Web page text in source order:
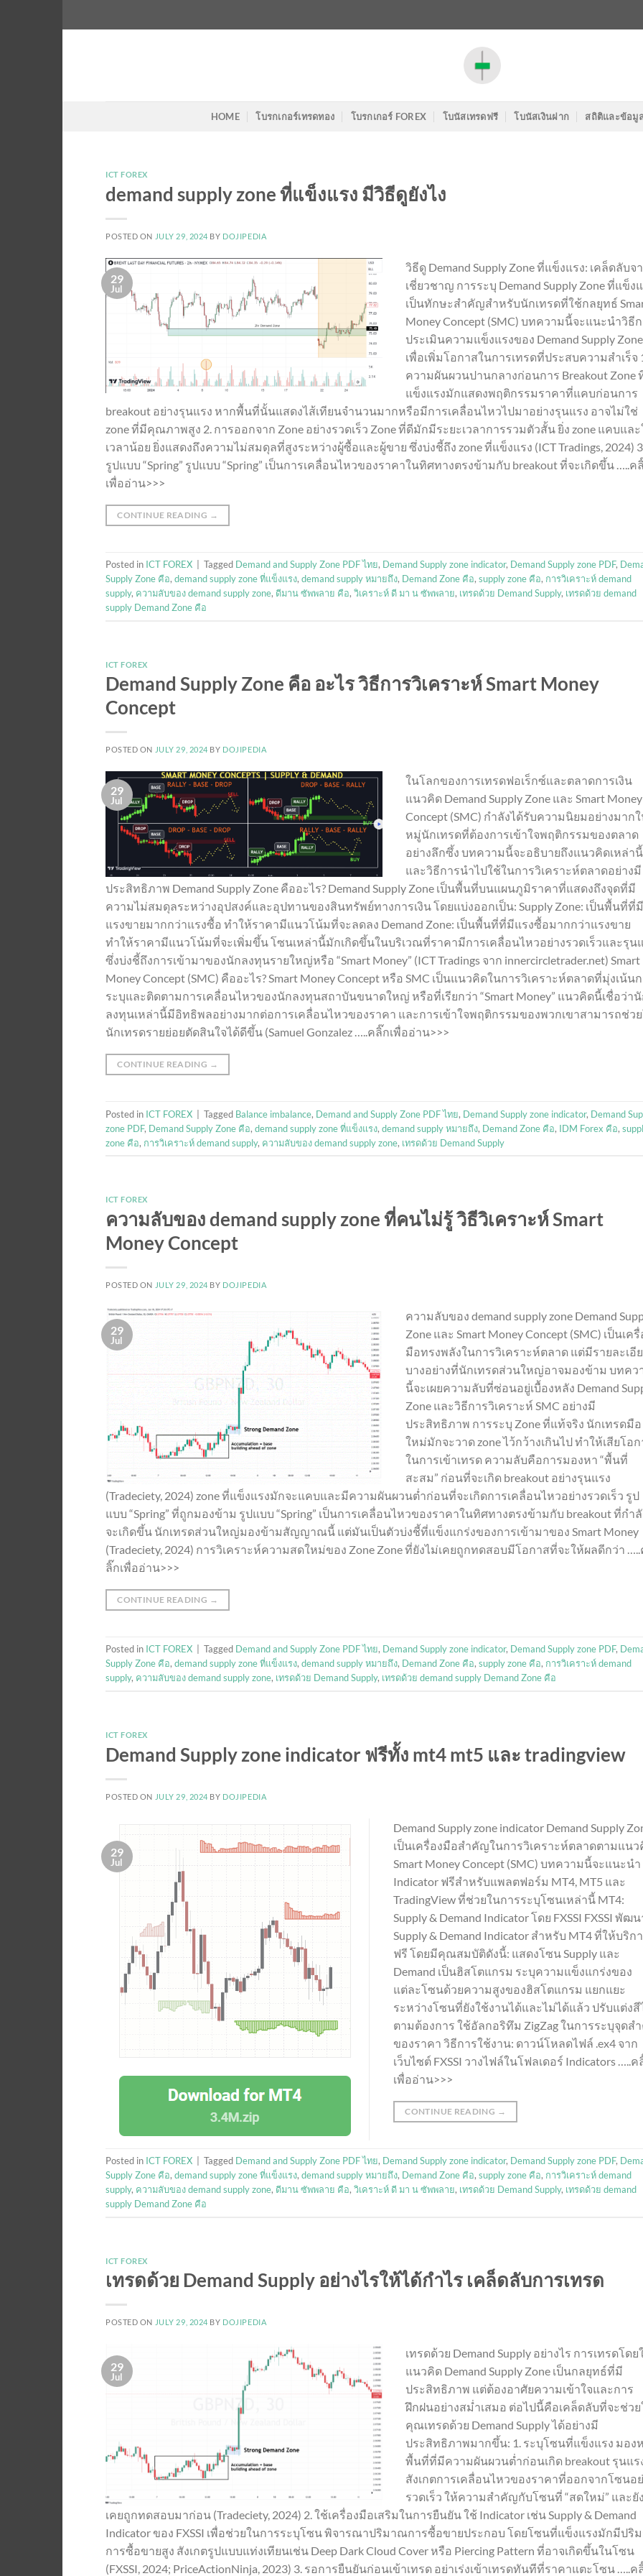
to
HOME โบรกเกอร์เทรดทอง โบรกเกอร์ FOREX โบนัสเทรดฟรี โบนัสเงินฝาก สถิติและข้อมู
ICT FOREX
demand supply zone ที่แข็งแรง มีวิธีดูยังไง
POSTED ON JULY 29, 2024 BY DOJIPEDIA
29
Jul
วิธีดู Demand Supply Zone ที่แข็งแรง: เคล็ดลับจ
เชี่ยวชาญ การระบุ Demand Supply Zone ที่แข็ง
เป็นทักษะสำคัญสำหรับนักเทรดที่ใช้กลยุทธ์
Money Concept (SMC) บทความนี้จะแนะนำวิธี
ประเมินความแข็งแรงของ Demand Supply Zone
เพื่อเพิ่มโอกาสในการเทรดที่ประสบความสำเร็จ
ความผันผวนปานกลางก่อนการ Breakout Zone
แข็งแรงมักแสดงพฤติกรรมราคาที่แคบก่อนการ
breakout อย่างรุนแรง หากพื้นที่นั้นแสดงไส้เทียนจำนวนมากหรือมีการเคลื่อนไหวไปมาอย่างรุนแรง อาจไม่ใช่
zone ที่มีคุณภาพสูง 2. การออกจาก Zone อย่างรวดเร็ว Zone ที่ดีมักมีระยะเวลาการรวมตัวสั้น ยิ่ง zone แคบและ
เวลาน้อย ยิ่งแสดงถึงความไม่สมดุลที่สูงระหว่างผู้ซื้อและผู้ขาย ซึ่งบ่งชี้ถึง zone ที่แข็งแรง (ICT Tradings, 2024) 3.
รูปแบบ “Spring” รูปแบบ “Spring” เป็นการเคลื่อนไหวของราคาในทิศทางตรงข้ามกับ breakout ที่จะเกิดขึ้น …..ค
เพื่ออ่าน>>>
CONTINUE READING →
Posted in ICT FOREX Tagged Demand and Supply Zone PDF ไทย, Demand Supply zone indicator, Demand Supply zone PDF,
Supply Zone คือ, demand supply zone ที่แข็งแรง, demand supply หมายถึง, Demand Zone คือ, supply zone คือ, การวิเคราะห์ demand
supply, ความลับของ demand supply zone, ดีมาน ซัพพลาย คือ, วิเคราะห์ ดี มา น ซัพพลาย, เทรดด้วย Demand Supply, เทรดด้วย demand
supply Demand Zone คือ
ICT FOREX
Demand Supply Zone คือ อะไร วิธีการวิเคราะห์ Smart Money
Concept
POSTED ON JULY 29, 2024 BY DOJIPEDIA
29
Jul
ในโลกของการเทรดฟอเร็กซ์และตลาดการเงิน
แนวคิด Demand Supply Zone และ Smart Money
Concept (SMC) กำลังได้รับความนิยมอย่างมาก
หมู่นักเทรดที่ต้องการเข้าใจพฤติกรรมของตลาด
อย่างลึกซึ้ง บทความนี้จะอธิบายถึงแนวคิดเหล่านี้
และวิธีการนำไปใช้ในการวิเคราะห์ตลาดอย่างมี
ประสิทธิภาพ Demand Supply Zone คืออะไร? Demand Supply Zone เป็นพื้นที่บนแผนภูมิราคาที่แสดงถึงจุดที่มี
ความไม่สมดุลระหว่างอุปสงค์และอุปทานของสินทรัพย์ทางการเงิน โดยแบ่งออกเป็น: Supply Zone: เป็นพื้นที่ที่มี
แรงขายมากกว่าแรงซื้อ ทำให้ราคามีแนวโน้มที่จะลดลง Demand Zone: เป็นพื้นที่ที่มีแรงซื้อมากกว่าแรงขาย
ทำให้ราคามีแนวโน้มที่จะเพิ่มขึ้น โซนเหล่านี้มักเกิดขึ้นในบริเวณที่ราคามีการเคลื่อนไหวอย่างรวดเร็วและรุน
ซึ่งบ่งชี้ถึงการเข้ามาของนักลงทุนรายใหญ่หรือ “Smart Money” (ICT Tradings จาก innercircletrader.net) Smart
Money Concept (SMC) คืออะไร? Smart Money Concept หรือ SMC เป็นแนวคิดในการวิเคราะห์ตลาดที่มุ่งเน้น
ระบุและติดตามการเคลื่อนไหวของนักลงทุนสถาบันขนาดใหญ่ หรือที่เรียกว่า “Smart Money” แนวคิดนี้เชื่อว่า
ลงทุนเหล่านี้มีอิทธิพลอย่างมากต่อการเคลื่อนไหวของราคา และการเข้าใจพฤติกรรมของพวกเขาสามารถช่ว
นักเทรดรายย่อยตัดสินใจได้ดีขึ้น (Samuel Gonzalez …..คลิ๊กเพื่ออ่าน>>>
CONTINUE READING →
Posted in ICT FOREX Tagged Balance imbalance, Demand and Supply Zone PDF ไทย, Demand Supply zone indicator, Demand
zone PDF, Demand Supply Zone คือ, demand supply zone ที่แข็งแรง, demand supply หมายถึง, Demand Zone คือ, IDM Forex คือ,
zone คือ, การวิเคราะห์ demand supply, ความลับของ demand supply zone, เทรดด้วย Demand Supply
ICT FOREX
ความลับของ demand supply zone ที่คนไม่รู้ วิธีวิเคราะห์ Smart
Money Concept
POSTED ON JULY 29, 2024 BY DOJIPEDIA
29
Jul
ความลับของ demand supply zone Demand
Zone และ Smart Money Concept (SMC) เป็นเครื่
มือทรงพลังในการวิเคราะห์ตลาด แต่มีรายละเอี
บางอย่างที่นักเทรดส่วนใหญ่อาจมองข้าม บทคว
นี้จะเผยความลับที่ซ่อนอยู่เบื้องหลัง Demand
Zone และวิธีการวิเคราะห์ SMC อย่างมี
ประสิทธิภาพ การระบุ Zone ที่แท้จริง นักเทรดมือ
ใหม่มักจะวาด zone ไว้กว้างเกินไป ทำให้เสียโอ
ในการเข้าเทรด ความลับคือการมองหา “พื้นที่
สะสม” ก่อนที่จะเกิด breakout อย่างรุนแรง
(Tradeciety, 2024) zone ที่แข็งแรงมักจะแคบและมีความผันผวนต่ำก่อนที่จะเกิดการเคลื่อนไหวอย่างรวดเร็ว รูป
แบบ “Spring” ที่ถูกมองข้าม รูปแบบ “Spring” เป็นการเคลื่อนไหวของราคาในทิศทางตรงข้ามกับ breakout ที่กำลั
จะเกิดขึ้น นักเทรดส่วนใหญ่มองข้ามสัญญาณนี้ แต่มันเป็นตัวบ่งชี้ที่แข็งแกร่งของการเข้ามาของ Smart Money
(Tradeciety, 2024) การวิเคราะห์ความสดใหม่ของ Zone Zone ที่ยังไม่เคยถูกทดสอบมีโอกาสที่จะให้ผลดีกว่า …..
ลิ๊กเพื่ออ่าน>>>
CONTINUE READING →
Posted in ICT FOREX Tagged Demand and Supply Zone PDF ไทย, Demand Supply zone indicator, Demand Supply zone PDF,
Supply Zone คือ, demand supply zone ที่แข็งแรง, demand supply หมายถึง, Demand Zone คือ, supply zone คือ, การวิเคราะห์ demand
supply, ความลับของ demand supply zone, เทรดด้วย Demand Supply, เทรดด้วย demand supply Demand Zone คือ
ICT FOREX
Demand Supply zone indicator ฟรีทั้ง mt4 mt5 และ tradingview
POSTED ON JULY 29, 2024 BY DOJIPEDIA
29
Jul
Demand Supply zone indicator Demand Supply
เป็นเครื่องมือสำคัญในการวิเคราะห์ตลาดตามแนว
Smart Money Concept (SMC) บทความนี้จะแนะนำ
Indicator ฟรีสำหรับแพลตฟอร์ม MT4, MT5 และ
TradingView ที่ช่วยในการระบุโซนเหล่านี้ MT4:
Supply & Demand Indicator โดย FXSSI FXSSI พัฒน
Supply & Demand Indicator สำหรับ MT4 ที่ให้บริก
ฟรี โดยมีคุณสมบัติดังนี้: แสดงโซน Supply และ
Demand เป็นฮิสโตแกรม ระบุความแข็งแกร่งของ
แต่ละโซนด้วยความสูงของฮิสโตแกรม แยกแยะ
ระหว่างโซนที่ยังใช้งานได้และไม่ได้แล้ว ปรับแต่งสี
ตามต้องการ ใช้อัลกอริทึม ZigZag ในการระบุจุดส
ของราคา วิธีการใช้งาน: ดาวน์โหลดไฟล์ .ex4 จาก
เว็บไซต์ FXSSI วางไฟล์ในโฟลเดอร์ Indicators …..ค
เพื่ออ่าน>>>
CONTINUE READING →
Posted in ICT FOREX Tagged Demand and Supply Zone PDF ไทย, Demand Supply zone indicator, Demand Supply zone PDF,
Supply Zone คือ, demand supply zone ที่แข็งแรง, demand supply หมายถึง, Demand Zone คือ, supply zone คือ, การวิเคราะห์ demand
supply, ความลับของ demand supply zone, ดีมาน ซัพพลาย คือ, วิเคราะห์ ดี มา น ซัพพลาย, เทรดด้วย Demand Supply, เทรดด้วย demand
supply Demand Zone คือ
ICT FOREX
เทรดด้วย Demand Supply อย่างไรให้ได้กำไร เคล็ดลับการเทรด
POSTED ON JULY 29, 2024 BY DOJIPEDIA
29
Jul
เทรดด้วย Demand Supply อย่างไร การเทรดโดย
แนวคิด Demand Supply Zone เป็นกลยุทธ์ที่มี
ประสิทธิภาพ แต่ต้องอาศัยความเข้าใจและการ
ฝึกฝนอย่างสม่ำเสมอ ต่อไปนี้คือเคล็ดลับที่จะช่วย
คุณเทรดด้วย Demand Supply ได้อย่างมี
ประสิทธิภาพมากขึ้น: 1. ระบุโซนที่แข็งแรง มอง
พื้นที่ที่มีความผันผวนต่ำก่อนเกิด breakout รุนแร
สังเกตการเคลื่อนไหวของราคาที่ออกจากโซนอ
รวดเร็ว ให้ความสำคัญกับโซนที่ “สดใหม่” และยั
เคยถูกทดสอบมาก่อน (Tradeciety, 2024) 2. ใช้เครื่องมือเสริมในการยืนยัน ใช้ Indicator เช่น Supply & Demand
Indicator ของ FXSSI เพื่อช่วยในการระบุโซน พิจารณาปริมาณการซื้อขายประกอบ โดยโซนที่แข็งแรงมักมีปริ
การซื้อขายสูง สังเกตรูปแบบแท่งเทียนเช่น Deep Dark Cloud Cover หรือ Piercing Pattern ที่อาจเกิดขึ้นในโซน
(FXSSI, 2024; PriceActionNinja, 2023) 3. รอการยืนยันก่อนเข้าเทรด อย่าเร่งเข้าเทรดทันทีที่ราคาแตะโซน …..ค